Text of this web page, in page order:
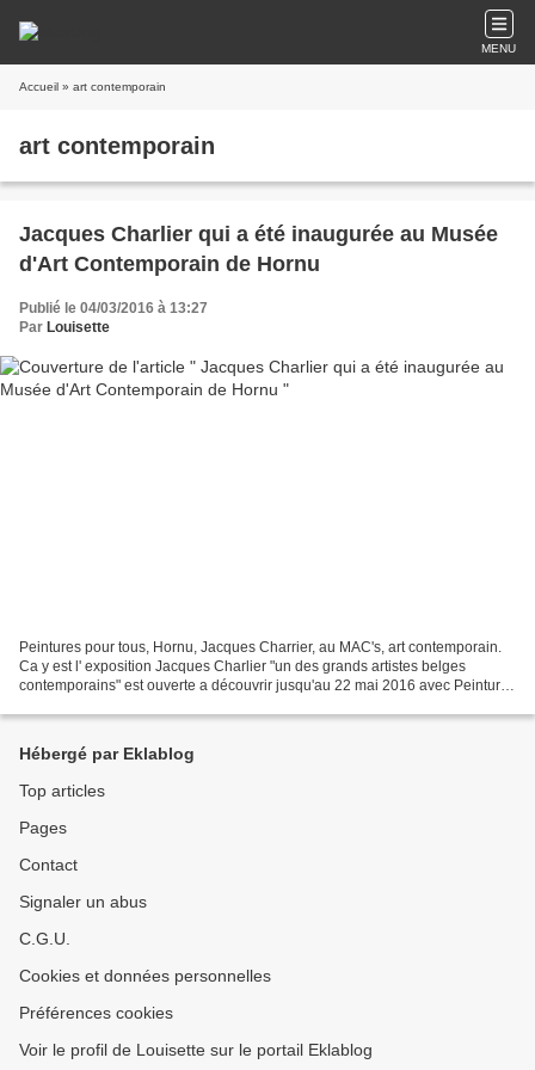
MENU
Accueil » art contemporain
art contemporain
Jacques Charlier qui a été inaugurée au Musée
d'Art Contemporain de Hornu
Publié le 04/03/2016 à 13:27
Par Louisette
Peintures pour tous, Hornu, Jacques Charrier, au MAC's, art contemporain.
Ca y est l' exposition Jacques Charlier "un des grands artistes belges
contemporains" est ouverte a découvrir jusqu'au 22 mai 2016 avec Peintures
Hébergé par Eklablog
Top articles
Pages
Contact
Signaler un abus
C.G.U.
Cookies et données personnelles
Préférences cookies
Voir le profil de Louisette sur le portail Eklablog